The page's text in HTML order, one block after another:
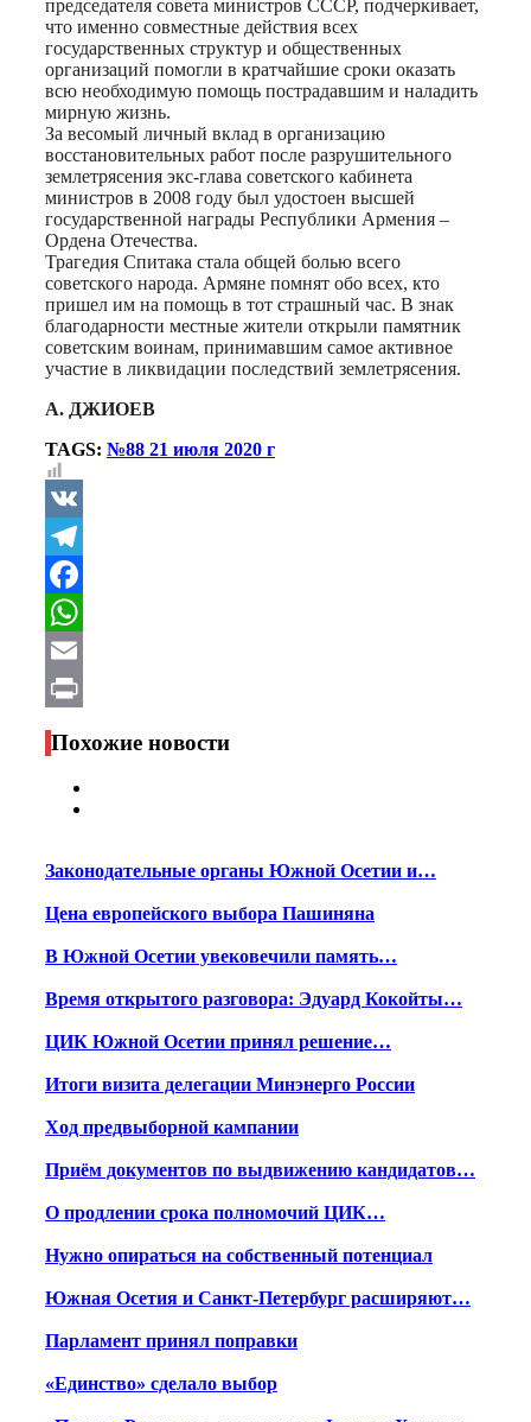
председателя совета министров СССР, подчеркивает,
что именно совместные действия всех
государственных структур и общественных
организаций помогли в кратчайшие сроки оказать
всю необходимую помощь пострадавшим и наладить
мирную жизнь.
За весомый личный вклад в организацию
восстановительных работ после разрушительного
землетрясения экс-глава советского кабинета
министров в 2008 году был удостоен высшей
государственной награды Республики Армения –
Ордена Отечества.
Трагедия Спитака стала общей болью всего
советского народа. Армяне помнят обо всех, кто
пришел им на помощь в тот страшный час. В знак
благодарности местные жители открыли памятник
советским воинам, принимавшим самое активное
участие в ликвидации последствий землетрясения.
А. ДЖИОЕВ
TAGS: №88 21 июля 2020 г
VK
Telegram
Facebook
WhatsApp
Email
Print
Похожие новости
Законодательные органы Южной Осетии и…
Цена европейского выбора Пашиняна
В Южной Осетии увековечили память…
Время открытого разговора: Эдуард Кокойты…
ЦИК Южной Осетии принял решение…
Итоги визита делегации Минэнерго России
Ход предвыборной кампании
Приём документов по выдвижению кандидатов…
О продлении срока полномочий ЦИК…
Нужно опираться на собственный потенциал
Южная Осетия и Санкт-Петербург расширяют…
Парламент принял поправки
«Единство» сделало выбор